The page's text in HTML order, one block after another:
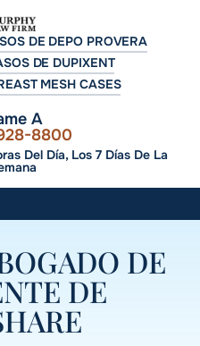
DE DEPO PROVERA
DE DUPIXENT
MESH CASES
A
8800
Del Día, Los 7 Días De La
DE
DE